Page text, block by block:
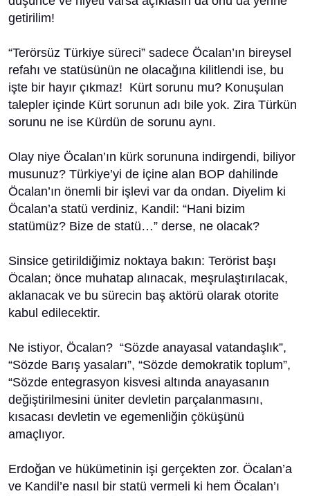
getirilim!
“Terörsüz Türkiye süreci” sadece Öcalan’ın bireysel
refahı ve statüsünün ne olacağına kilitlendi ise, bu
işte bir hayır çıkmaz! Kürt sorunu mu? Konuşulan
talepler içinde Kürt sorunun adı bile yok. Zira Türkün
sorunu ne ise Kürdün de sorunu aynı.
Olay niye Öcalan’ın kürk sorununa indirgendi, biliyor
musunuz? Türkiye’yi de içine alan BOP dahilinde
Öcalan’ın önemli bir işlevi var da ondan. Diyelim ki
Öcalan’a statü verdiniz, Kandil: “Hani bizim
statümüz? Bize de statü…” derse, ne olacak?
Sinsice getirildiğimiz noktaya bakın: Terörist başı
Öcalan; önce muhatap alınacak, meşrulaştırılacak,
aklanacak ve bu sürecin baş aktörü olarak otorite
kabul edilecektir.
Ne istiyor, Öcalan? “Sözde anayasal vatandaşlık”,
“Sözde Barış yasaları”, “Sözde demokratik toplum”,
“Sözde entegrasyon kisvesi altında anayasanın
değiştirilmesini üniter devletin parçalanmasını,
kısacası devletin ve egemenliğin çöküşünü
amaçlıyor.
Erdoğan ve hükümetinin işi gerçekten zor. Öcalan’a
ve Kandil’e nasıl bir statü vermeli ki hem Öcalan’ı